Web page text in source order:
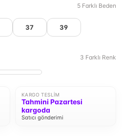
5 Farklı Beden
37 39
3 Farklı Renk
KARGO TESLIM
Tahmini Pazartesi
kargoda
Satıcı gönderimi